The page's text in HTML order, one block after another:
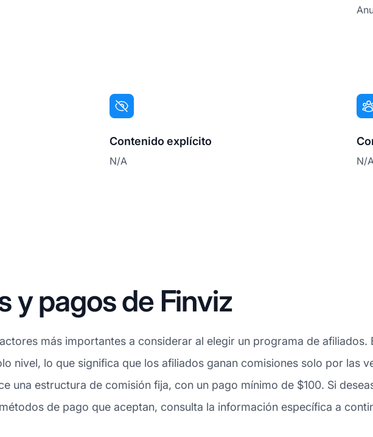
Contenido explícito
N/A N/A
y pagos de Finviz
más importantes a considerar al elegir un programa de afiliados.
nivel, lo que significa que los afiliados ganan comisiones solo por las
una estructura de comisión fija, con un pago mínimo de $100. Si
de pago que aceptan, consulta la información específica a